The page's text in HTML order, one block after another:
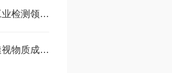
浅谈铟镓砷相机在工业检测领域的实用价值
短波高光谱相机：透视物质成分的“黑科技”